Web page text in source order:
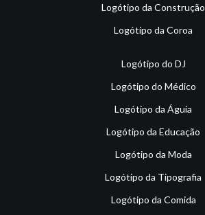
Logótipo da Construção
Logótipo da Coroa
Logótipo do DJ
Logótipo do Médico
Logótipo da Águia
Logótipo da Educação
Logótipo da Moda
Logótipo da Tipografia
Logótipo da Comida